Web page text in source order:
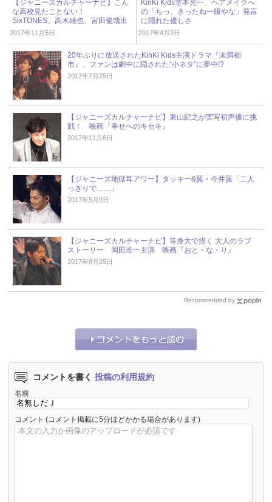
【ジャニーズカルチャーナビ】こん
な高校見たことない！
SixTONES、高木雄也、宮田俊哉出
演 ドラマ『私立バカレア高校』
2017年11月5日
KinKi Kids堂本光一、ヘアメイクへ
の「ちっ、きったねー腹やな」発言
に隠れた優しさ
2017年4月2日
20年ぶりに放送されたKinKi Kids主演ドラマ『未満都
市』、ファンは劇中に隠された“小ネタ”に夢中!?
2017年7月25日
【ジャニーズカルチャーナビ】東山紀之が実写初声優に挑
戦！ 映画『幸せへのキセキ』
2017年11月6日
【ジャニーズ地獄耳アワー】タッキー&翼・今井翼「二人
っきりで……」
2017年5月9日
【ジャニーズカルチャーナビ】等身大で描く 大人のラブ
ストーリー 岡田准一主演 映画『おと・な・り』
2017年8月25日
Recommended by
コメントを書く 投稿の利用規約
名前
コメント (コメント掲載に5分ほどかかる場合があります)